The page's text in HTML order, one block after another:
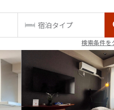
宿泊タイプ
検索条件を